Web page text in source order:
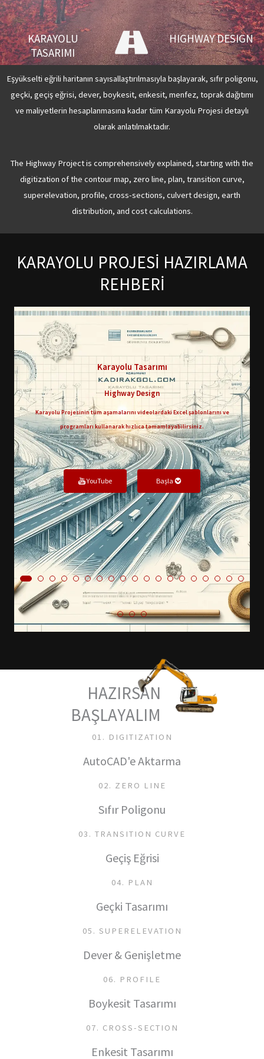
KARAYOLU
TASARIMI
HIGHWAY DESIGN
Eşyükselti eğrili haritanın sayısallaştırılmasıyla başlayarak, sıfır poligonu,
geçki, geçiş eğrisi, dever, boykesit, enkesit, menfez, toprak dağıtımı
ve maliyetlerin hesaplanmasına kadar tüm Karayolu Projesi detaylı
olarak anlatılmaktadır.
The Highway Project is comprehensively explained, starting with the
digitization of the contour map, zero line, plan, transition curve,
superelevation, profile, cross-sections, culvert design, earth
distribution, and cost calculations.
KARAYOLU PROJESİ HAZIRLAMA
REHBERİ
Karayolu Tasarımı
Highway Design
Karayolu Projesinin tüm aşamalarını videolardaki Excel şablonlarını ve
programları kullanarak hızlıca tamamlayabilirsiniz.
YouTube Başla
HAZIRSAN
BAŞLAYALIM
01. DIGITIZATION
AutoCAD'e Aktarma
02. ZERO LINE
Sıfır Poligonu
03. TRANSITION CURVE
Geçiş Eğrisi
04. PLAN
Geçki Tasarımı
05. SUPERELEVATION
Dever & Genişletme
06. PROFILE
Boykesit Tasarımı
07. CROSS-SECTION
Enkesit Tasarımı